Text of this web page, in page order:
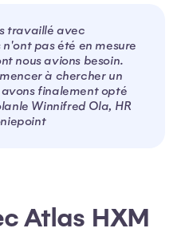
travaillé avec
pas été en mesure
nous avions besoin.
à chercher un
finalement opté
Winnifred Ola, HR
Atlas HXM